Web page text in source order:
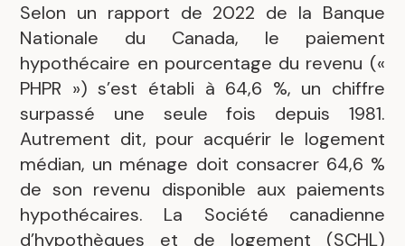
Selon un rapport de 2022 de la Banque
Nationale du Canada, le paiement
hypothécaire en pourcentage du revenu («
PHPR ») s’est établi à 64,6 %, un chiffre
surpassé une seule fois depuis 1981.
Autrement dit, pour acquérir le logement
médian, un ménage doit consacrer 64,6 %
de son revenu disponible aux paiements
hypothécaires. La Société canadienne
d’hypothèques et de logement (SCHL)